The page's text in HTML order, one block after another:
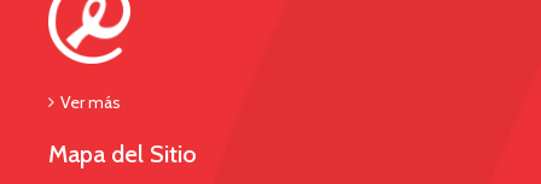
Ver más
Mapa del Sitio